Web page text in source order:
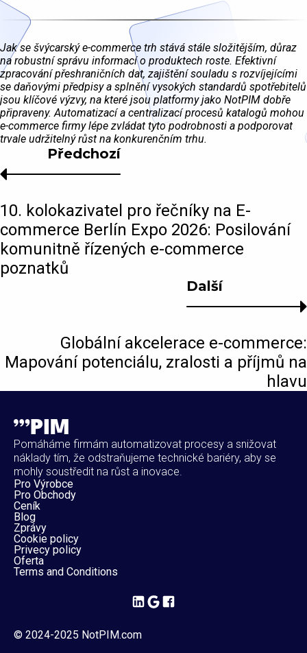
Jak se švýcarský e-commerce trh stává stále složitějším, důraz
na robustní správu informací o produktech roste. Efektivní
zpracování přeshraničních dat, zajištění souladu s rozvíjejícími
se daňovými předpisy a splnění vysokých standardů spotřebitelů
jsou klíčové výzvy, na které jsou platformy jako NotPIM dobře
připraveny. Automatizací a centralizací procesů katalogů mohou
e-commerce firmy lépe zvládat tyto podrobnosti a podporovat
trvale udržitelný růst na konkurenčním trhu.
Další
Globální akcelerace e-commerce:
Mapování potenciálu, zralosti a příjmů na
hlavu
Předchozí
10. kolokazivatel pro řečníky na E-
commerce Berlín Expo 2026: Posilování
komunitně řízených e-commerce
poznatků
Pomáháme firmám automatizovat procesy a snižovat
náklady tím, že odstraňujeme technické bariéry, aby se
mohly soustředit na růst a inovace.
Pro Výrobce
Pro Obchody
Ceník
Blog
Zprávy
Cookie policy
Privecy policy
Oferta
Terms and Conditions
© 2024-2025 NotPIM.com